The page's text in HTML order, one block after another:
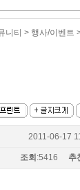
源
二쇱감
니티 > 행사/이벤트
2011-06-17
조회 :5416 추